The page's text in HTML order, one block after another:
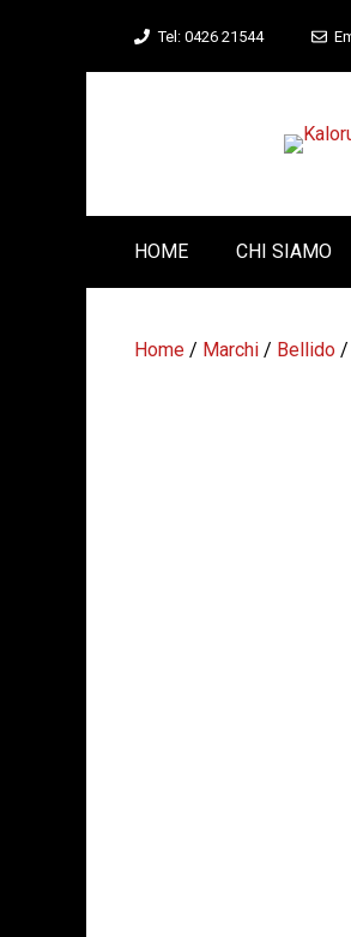
Tel: 0426 21544
HOME CHI SIAMO
Home / Marchi / Bellido /